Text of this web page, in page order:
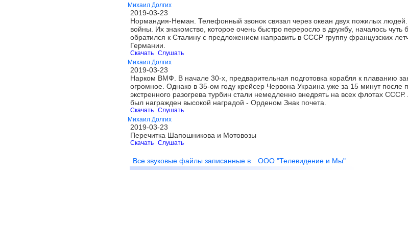
Михаил Долгих
2019-03-23
Нормандия-Неман. Телефонный звонок связал через океан двух пожилых
войны. Их знакомство, которое очень быстро переросло в дружбу, началось
обратился к Сталину с предложением направить в СССР группу французских
Германии.
Скачать Слушать
Михаил Долгих
2019-03-23
Нарком ВМФ. В начале 30-х, предварительная подготовка корабля к плаванию
огромное. Однако в 35-ом году крейсер Червона Украина уже за 15 минут
экстренного разогрева турбин стали немедленно внедрять на всех флотах
был награжден высокой наградой - Орденом Знак почета.
Скачать Слушать
Михаил Долгих
2019-03-23
Перечитка Шапошникова и Мотовозы
Скачать Слушать
Все звуковые файлы записанные в ООО "Телевидение и Мы"